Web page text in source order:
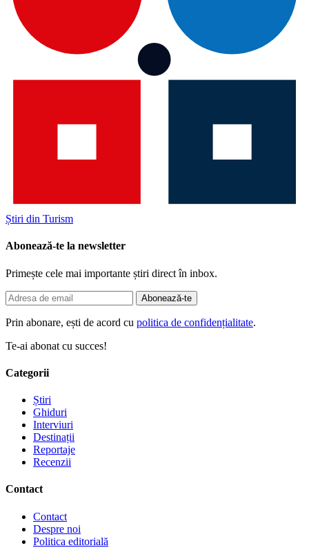
Știri din Turism
Abonează-te la newsletter
Primește cele mai importante știri direct în inbox.
Abonează-te
Prin abonare, ești de acord cu politica de confidențialitate.
Te-ai abonat cu succes!
Categorii
Știri
Ghiduri
Interviuri
Destinații
Reportaje
Recenzii
Contact
Contact
Despre noi
Politica editorială